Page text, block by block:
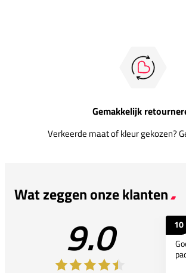
Gemakkelijk
Verkeerde maat of kleur gekozen?
Wat zeggen onze klanten
9.0
10